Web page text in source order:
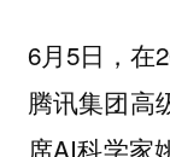
6月5日，在
腾讯集团高
席AI科学家